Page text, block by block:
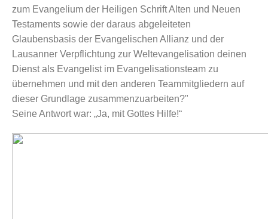
zum Evangelium der Heiligen Schrift Alten und Neuen
Testaments sowie der daraus abgeleiteten
Glaubensbasis der Evangelischen Allianz und der
Lausanner Verpflichtung zur Weltevangelisation deinen
Dienst als Evangelist im Evangelisationsteam zu
übernehmen und mit den anderen Teammitgliedern auf
dieser Grundlage zusammenzuarbeiten?"
Seine Antwort war: „Ja, mit Gottes Hilfe!“